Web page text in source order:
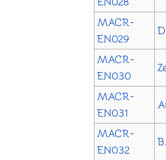
MACR-
EN029
MACR-
EN030
MACR-
EN031
MACR-
EN032